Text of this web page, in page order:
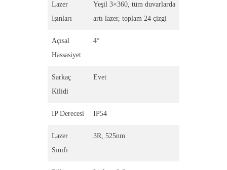
Lazer
Işınları
Yeşil 3×360, tüm duvarlarda
artı lazer, toplam 24 çizgi
Açısal
Hassasiyet
4°
Sarkaç
Kilidi
Evet
IP Derecesi IP54
Lazer
Sınıfı
3R, 525nm